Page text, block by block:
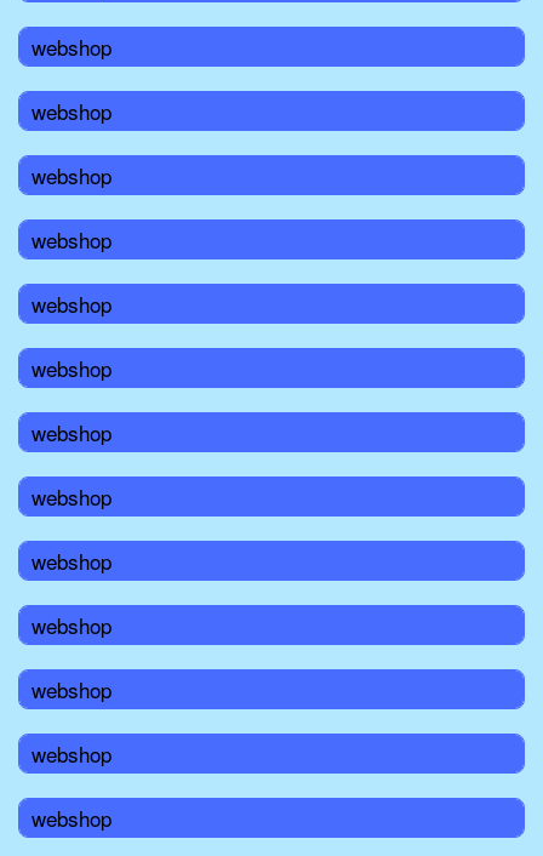
webshop
webshop
webshop
webshop
webshop
webshop
webshop
webshop
webshop
webshop
webshop
webshop
webshop